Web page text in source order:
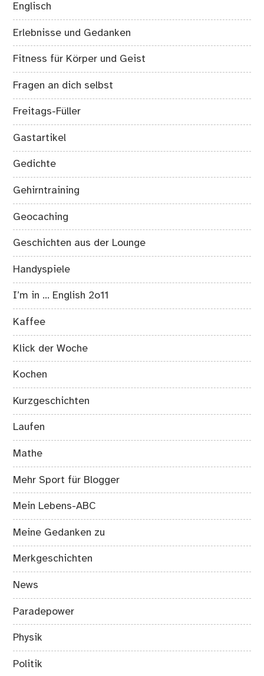
Englisch
Erlebnisse und Gedanken
Fitness für Körper und Geist
Fragen an dich selbst
Freitags-Füller
Gastartikel
Gedichte
Gehirntraining
Geocaching
Geschichten aus der Lounge
Handyspiele
I’m in … English 2o11
Kaffee
Klick der Woche
Kochen
Kurzgeschichten
Laufen
Mathe
Mehr Sport für Blogger
Mein Lebens-ABC
Meine Gedanken zu
Merkgeschichten
News
Paradepower
Physik
Politik